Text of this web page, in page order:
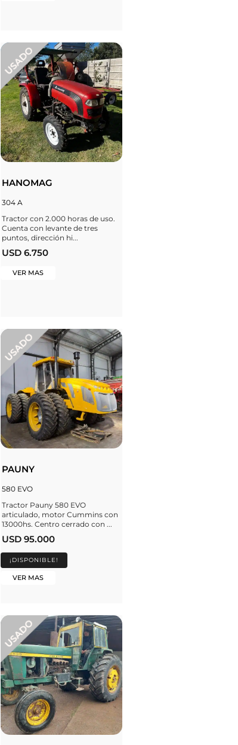
HANOMAG
304 A
Tractor con 2.000 horas de uso.
Cuenta con levante de tres
puntos, dirección hi...
USD 6.750
VER MAS
PAUNY
580 EVO
Tractor Pauny 580 EVO
articulado, motor Cummins con
13000hs. Centro cerrado con ...
USD 95.000
¡DISPONIBLE!
VER MAS